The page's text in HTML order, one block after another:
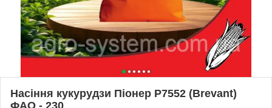
Насіння кукурудзи Піонер Р7552 (Brevant)
ФАО - 230